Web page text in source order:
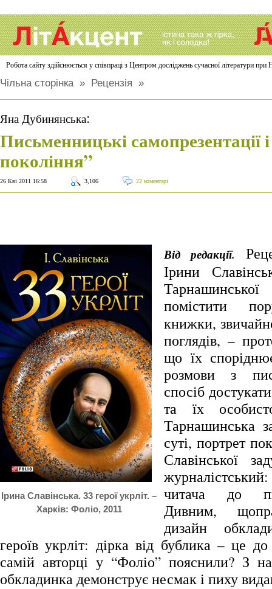
Робота сайту здійснюється у співпраці з Центром досліджень сучасної літератури
Чільна сторінка» Рецензія »
Яна Дубинянська:
Письменницькі самопрезентації
покоління”
26 Кві 2011 16:58 3,106 22 коментарі
Ірина Славінська. 33 герої укрліт. –
Харків: Фоліо, 2011
Від редакції.
Ірини
помістити
книжки,
поглядів, –
що їх
розмови з
спосіб
та їх
Тарнашинська
суті, портрет
Славінської
журналістський:
читача до
Дивним,
дизайн
героїв укрліт: дірка від бублика – це
самій авторці у “Фоліо” пояснили? З
обкладинка демонструє несмак і пиху